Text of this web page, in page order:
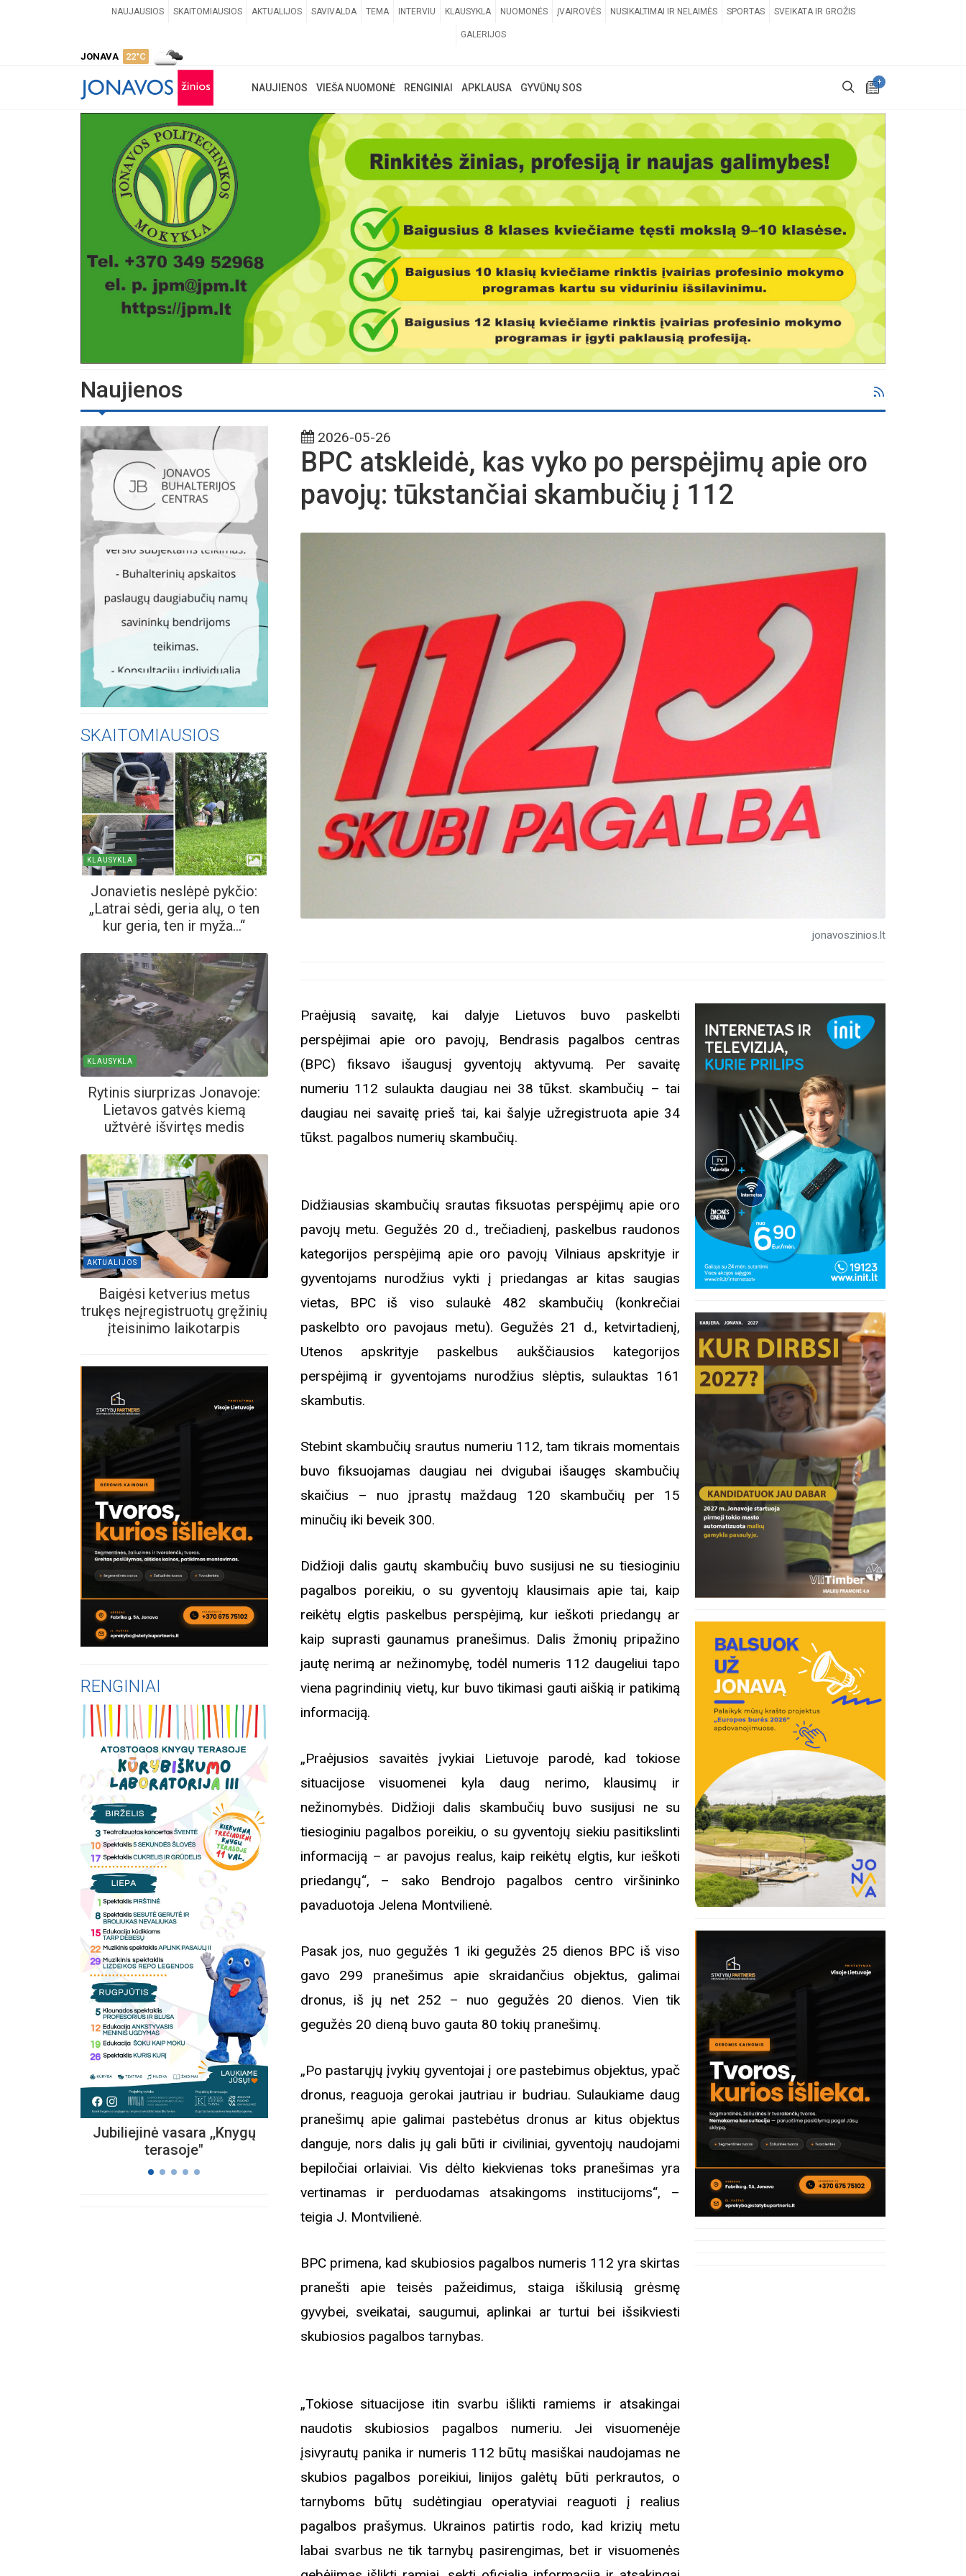
NAUJAUSIOS SKAITOMIAUSIOS AKTUALIJOS SAVIVALDA TEMA INTERVIU KLAUSYKLA NUOMONĖS ĮVAIROVĖS NUSIKALTIMAI IR NELAIMĖS SPORTAS SVEIKATA IR GROŽIS
GALERIJOS
JONAVA 22°C
+
NAUJIENOS VIEŠA NUOMONĖ RENGINIAI APKLAUSA GYVŪNŲ SOS
Naujienos
SKAITOMIAUSIOS
KLAUSYKLA
Jonavietis neslėpė pykčio:
„Latrai sėdi, geria alų, o ten
kur geria, ten ir myža...“
KLAUSYKLA
Rytinis siurprizas Jonavoje:
Lietavos gatvės kiemą
užtvėrė išvirtęs medis
AKTUALIJOS
Baigėsi ketverius metus
trukęs neįregistruotų gręžinių
įteisinimo laikotarpis
RENGINIAI
Jubiliejinė vasara ,,Knygų
terasoje"
Kviečiame aplankyti parodą
„Nusišypsok mums,
Viešpatie“. Legendinio
spektaklio kelionė“
Biblioteka kviečia į renginius
Registracija į eitynes
2026-05-26
BPC atskleidė, kas vyko po perspėjimų apie oro
pavojų: tūkstančiai skambučių į 112
jonavoszinios.lt
Praėjusią savaitę, kai dalyje Lietuvos buvo paskelbti
perspėjimai apie oro pavojų, Bendrasis pagalbos centras
(BPC) fiksavo išaugusį gyventojų aktyvumą. Per savaitę
numeriu 112 sulaukta daugiau nei 38 tūkst. skambučių – tai
daugiau nei savaitę prieš tai, kai šalyje užregistruota apie 34
tūkst. pagalbos numerių skambučių.
Didžiausias skambučių srautas fiksuotas perspėjimų apie oro
pavojų metu. Gegužės 20 d., trečiadienį, paskelbus raudonos
kategorijos perspėjimą apie oro pavojų Vilniaus apskrityje ir
gyventojams nurodžius vykti į priedangas ar kitas saugias
vietas, BPC iš viso sulaukė 482 skambučių (konkrečiai
paskelbto oro pavojaus metu). Gegužės 21 d., ketvirtadienį,
Utenos apskrityje paskelbus aukščiausios kategorijos
perspėjimą ir gyventojams nurodžius slėptis, sulauktas 161
skambutis.
Stebint skambučių srautus numeriu 112, tam tikrais momentais
buvo fiksuojamas daugiau nei dvigubai išaugęs skambučių
skaičius – nuo įprastų maždaug 120 skambučių per 15
minučių iki beveik 300.
Didžioji dalis gautų skambučių buvo susijusi ne su tiesioginiu
pagalbos poreikiu, o su gyventojų klausimais apie tai, kaip
reikėtų elgtis paskelbus perspėjimą, kur ieškoti priedangų ar
kaip suprasti gaunamus pranešimus. Dalis žmonių pripažino
jautę nerimą ar nežinomybę, todėl numeris 112 daugeliui tapo
viena pagrindinių vietų, kur buvo tikimasi gauti aiškią ir patikimą
informaciją.
„Praėjusios savaitės įvykiai Lietuvoje parodė, kad tokiose
situacijose visuomenei kyla daug nerimo, klausimų ir
nežinomybės. Didžioji dalis skambučių buvo susijusi ne su
tiesioginiu pagalbos poreikiu, o su gyventojų siekiu pasitikslinti
informaciją – ar pavojus realus, kaip reikėtų elgtis, kur ieškoti
priedangų“, – sako Bendrojo pagalbos centro viršininko
pavaduotoja Jelena Montvilienė.
Pasak jos, nuo gegužės 1 iki gegužės 25 dienos BPC iš viso
gavo 299 pranešimus apie skraidančius objektus, galimai
dronus, iš jų net 252 – nuo gegužės 20 dienos. Vien tik
gegužės 20 dieną buvo gauta 80 tokių pranešimų.
„Po pastarųjų įvykių gyventojai į ore pastebimus objektus, ypač
dronus, reaguoja gerokai jautriau ir budriau. Sulaukiame daug
pranešimų apie galimai pastebėtus dronus ar kitus objektus
danguje, nors dalis jų gali būti ir civiliniai, gyventojų naudojami
bepiločiai orlaiviai. Vis dėlto kiekvienas toks pranešimas yra
vertinamas ir perduodamas atsakingoms institucijoms“, –
teigia J. Montvilienė.
BPC primena, kad skubiosios pagalbos numeris 112 yra skirtas
pranešti apie teisės pažeidimus, staiga iškilusią grėsmę
gyvybei, sveikatai, saugumui, aplinkai ar turtui bei išsikviesti
skubiosios pagalbos tarnybas.
„Tokiose situacijose itin svarbu išlikti ramiems ir atsakingai
naudotis skubiosios pagalbos numeriu. Jei visuomenėje
įsivyrautų panika ir numeris 112 būtų masiškai naudojamas ne
skubios pagalbos poreikiui, linijos galėtų būti perkrautos, o
tarnyboms būtų sudėtingiau operatyviai reaguoti į realius
pagalbos prašymus. Ukrainos patirtis rodo, kad krizių metu
labai svarbus ne tik tarnybų pasirengimas, bet ir visuomenės